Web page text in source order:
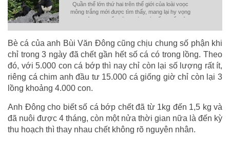
Quần thể lớn thứ hai trên thế giới của loài voọc
mông trắng mới được tìm thấy, mang lại hy vọng
cho một trong số những loài quý hiếm nhất trên
Bè cá của anh Bùi Văn Đông cũng chịu chung số phận khi
chỉ trong 3 ngày đã chết gần hết số cá có trong lồng. Theo
đó, với 5.000 con cá bớp thì nay chỉ còn lại số lượng rất ít,
riêng cá chim anh đầu tư 15.000 cá giống giờ chỉ còn lại 3
lồng khoảng 4.000 con.
Anh Đông cho biết số cá bớp chết đã từ 1kg đến 1,5 kg và
đã nuôi được 4 tháng, còn một nửa thời gian nữa là đến kỳ
thu hoạch thì thay nhau chết không rõ nguyên nhân.